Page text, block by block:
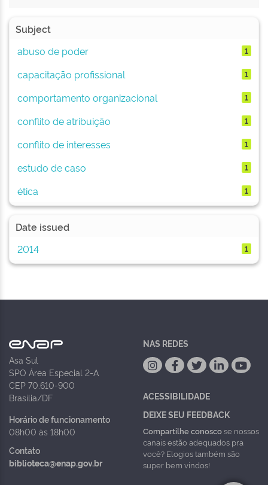
Subject
abuso de poder
1
capacitação profissional 1
comportamento organizacional 1
conflito de atribuição 1
conflito de interesses 1
estudo de caso 1
ética 1
Date issued
2014
1
Asa Sul
SPO Área Especial 2-A
CEP 70.610-900
Brasília/DF
Horário de funcionamento
08h00 às 18h00
Contato
biblioteca@enap.gov.br
NAS REDES
ACESSIBILIDADE
DEIXE SEU FEEDBACK
Compartilhe conoscose nossos
canais estão adequados pra
você? Elogios também são
super bem vindos!